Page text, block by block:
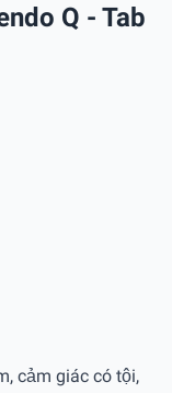
Q - Tab
cảm giác có tội,